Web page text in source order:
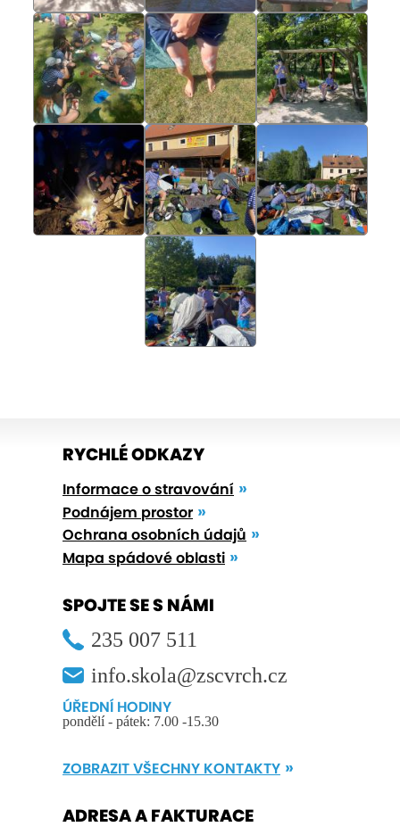
RYCHLÉ ODKAZY
Informace o stravování
Podnájem prostor
Ochrana osobních údajů
Mapa spádové oblasti
SPOJTE SE S NÁMI
235 007 511
info.skola@zscvrch.cz
ÚŘEDNÍ HODINY
pondělí - pátek: 7.00 -15.30
ZOBRAZIT VŠECHNY KONTAKTY
ADRESA A FAKTURACE